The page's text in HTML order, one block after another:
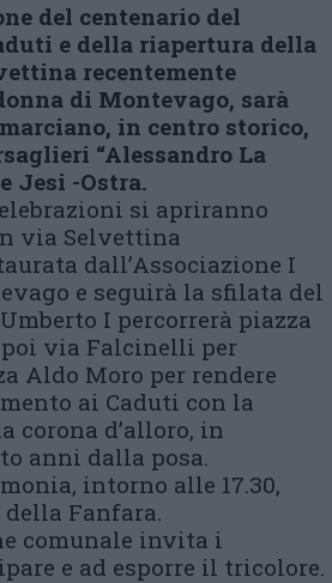
del centenario del
e della riapertura della
recentemente
di Montevago, sarà
in centro storico,
“Alessandro La
Jesi -Ostra.
si apriranno
via Selvettina
dall’Associazione I
e seguirà la sfilata del
I percorrerà piazza
via Falcinelli per
Aldo Moro per rendere
ai Caduti con la
corona d’alloro, in
anni dalla posa.
intorno alle 17.30,
Fanfara.
comunale invita i
e ad esporre il tricolore.